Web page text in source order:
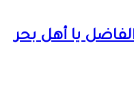
يا أهل بحر